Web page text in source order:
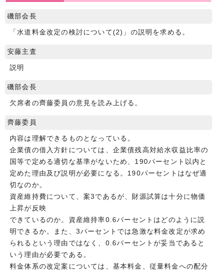
磯部会長
「水道料金改定の検討について(2)」の説明を求める。
安藤主査
説明
磯部会長
欠席者の齊藤委員の意見を読み上げる。
齊藤委員
内容は理解できるものとなっている。
企業債の借入方針については、企業債残高対給水収益比率の
国等で定める適切な基準がないため、190パーセント以内と
定めた理由及び説明が必要になる。190パーセントはなぜ適
切なのか。
資産維持費について、案3であるが、財源試算は十分に物価
上昇が反映
できているのか。資産維持率0.6パーセントはどのように説
明できるか。また、3パーセントでは急激な料金改定が求め
られるという理由ではなく、0.6パーセントが妥当であると
いう理由が必要である。
料金体系の改定案については、基本料金、従量料金への配分